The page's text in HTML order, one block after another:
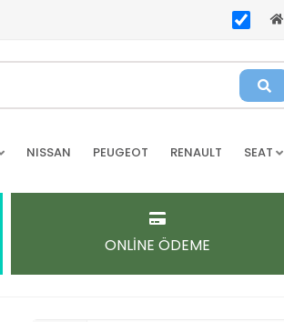
NISSAN PEUGEOT RENAULT SEAT
ONLİNE ÖDEME